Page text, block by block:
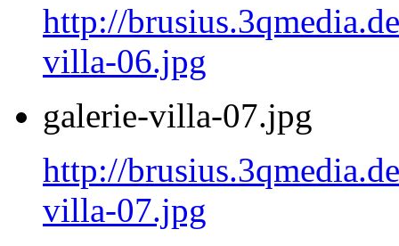
http://
villa-06.jpg
galerie-villa-07.jpg
http://
villa-07.jpg